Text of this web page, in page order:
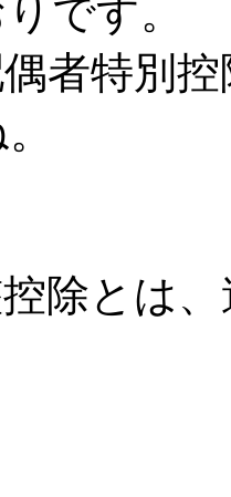
です。
者特別
除とは